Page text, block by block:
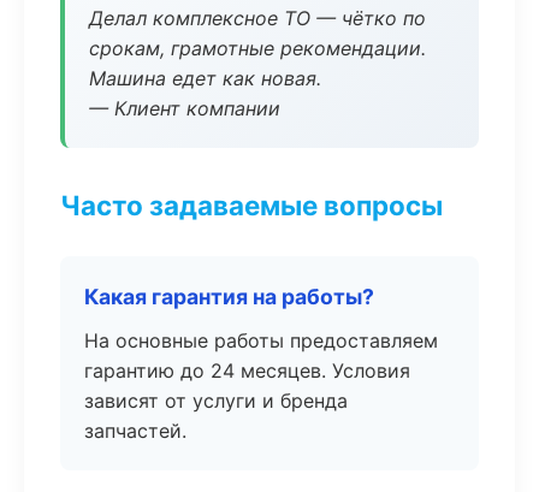
Делал комплексное ТО — чётко по
срокам, грамотные рекомендации.
Машина едет как новая.
— Клиент компании
Часто задаваемые вопросы
Какая гарантия на работы?
На основные работы предоставляем
гарантию до 24 месяцев. Условия
зависят от услуги и бренда
запчастей.